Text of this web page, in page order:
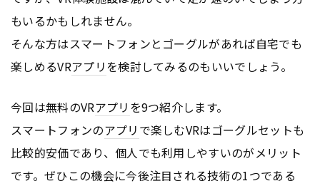
もいるかもしれません。
そんな方はスマートフォンとゴーグルがあれば自宅でも
楽しめるVRアプリを検討してみるのもいいでしょう。
今回は無料のVRアプリ を9つ紹介します。
スマートフォンのアプリ で楽しむVRはゴーグルセットも
比較的安価であり、個人でも利用しやすいのがメリット
です。ぜひこの機会に今後注目される技術の1つである